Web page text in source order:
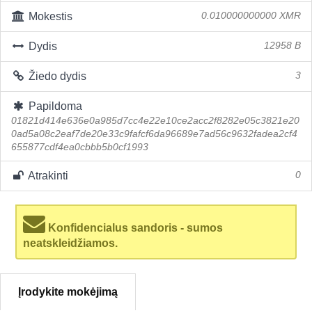
Mokestis 0.010000000000 XMR
Dydis 12958 B
Žiedo dydis 3
Papildoma
01821d414e636e0a985d7cc4e22e10ce2acc2f8282e05c3821e20
0ad5a08c2eaf7de20e33c9fafcf6da96689e7ad56c9632fadea2cf4
655877cdf4ea0cbbb5b0cf1993
Atrakinti 0
Konfidencialus sandoris - sumos
neatskleidžiamos.
Įrodykite mokėjimą